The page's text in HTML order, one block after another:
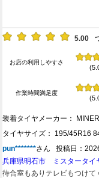
5.00
お店の利用しやすさ
作業時間満足度
装着タイヤメーカー：
タイヤサイズ： 195/45R16
pun*******さん 投稿日：
兵庫県明石市 ミスタータイ
待合室もありテレビもつけ